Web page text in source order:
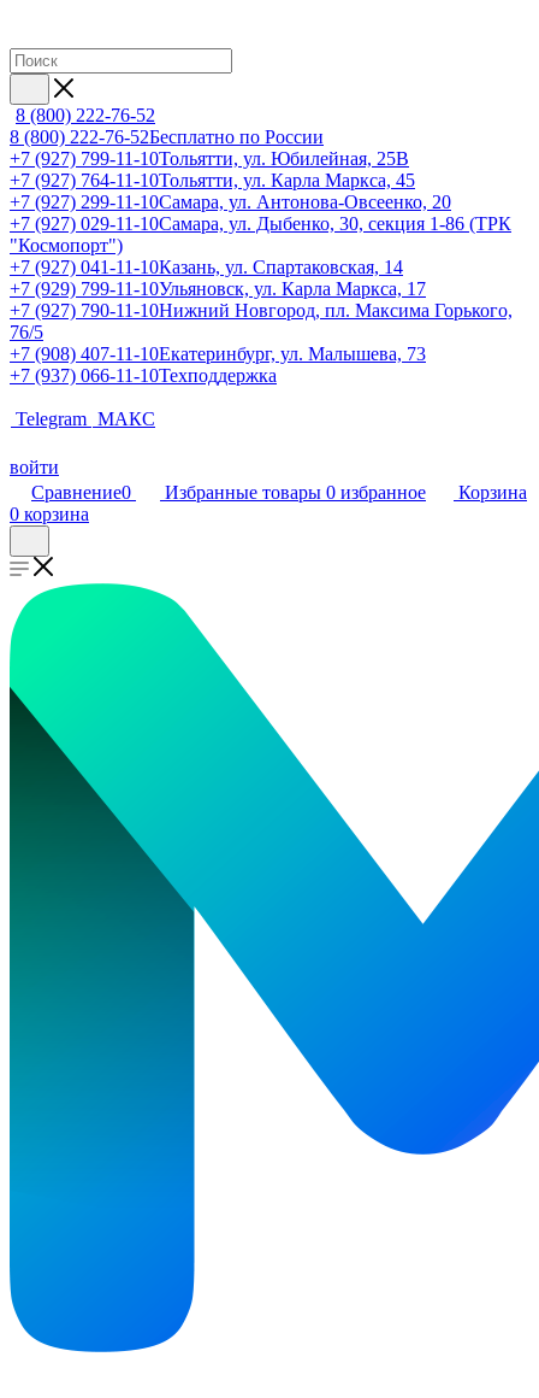
8 (800) 222-76-52
8 (800) 222-76-52Бесплатно по России
+7 (927) 799-11-10Тольятти, ул. Юбилейная, 25В
+7 (927) 764-11-10Тольятти, ул. Карла Маркса, 45
+7 (927) 299-11-10Самара, ул. Антонова-Овсеенко, 20
+7 (927) 029-11-10Самара, ул. Дыбенко, 30, секция 1-86 (ТРК
"Космопорт")
+7 (927) 041-11-10Казань, ул. Спартаковская, 14
+7 (929) 799-11-10Ульяновск, ул. Карла Маркса, 17
+7 (927) 790-11-10Нижний Новгород, пл. Максима Горького,
76/5
+7 (908) 407-11-10Екатеринбург, ул. Малышева, 73
+7 (937) 066-11-10Техподдержка
Telegram МАКС
войти
Сравнение0 Избранные товары 0 избранное
Корзина
0 корзина